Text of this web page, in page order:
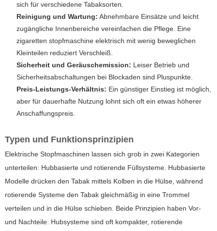
sich für verschiedene Tabaksorten.
Reinigung und Wartung: Abnehmbare Einsätze und leicht
zugängliche Innenbereiche vereinfachen die Pflege. Eine
zigaretten stopfmaschine elektrisch mit wenig beweglichen
Kleinteilen reduziert Verschleiß.
Sicherheit und Geräuschemission: Leiser Betrieb und
Sicherheitsabschaltungen bei Blockaden sind Pluspunkte.
Preis-Leistungs-Verhältnis: Ein günstiger Einstieg ist möglich,
aber für dauerhafte Nutzung lohnt sich oft ein etwas höherer
Anschaffungspreis.
Typen und Funktionsprinzipien
Elektrische Stopfmaschinen lassen sich grob in zwei Kategorien
unterteilen: Hubbasierte und rotierende Füllsysteme. Hubbasierte
Modelle drücken den Tabak mittels Kolben in die Hülse, während
rotierende Systeme den Tabak gleichmäßig in eine Trommel
verteilen und in die Hülse schieben. Beide Prinzipien haben Vor-
und Nachteile: Hubsysteme sind oft kompakter, rotierende